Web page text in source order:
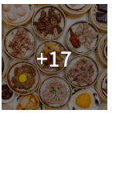
+17